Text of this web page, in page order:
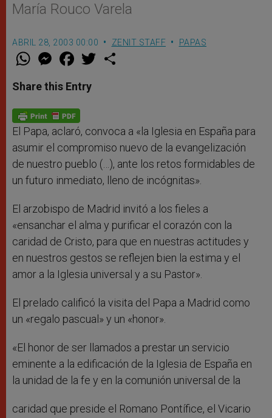
María Rouco Varela
ABRIL 28, 2003 00:00 ZENIT STAFF PAPAS
W
t
s
p
p
M
e
s
e
g
e
r
F
a
e
b
o
k
w
Share this Entry
El Papa, aclaró, convoca a «la Iglesia en España para
asumir el compromiso nuevo de la evangelización
de nuestro pueblo (…), ante los retos formidables de
un futuro inmediato, lleno de incógnitas».
El arzobispo de Madrid invitó a los fieles a
«ensanchar el alma y purificar el corazón con la
caridad de Cristo, para que en nuestras actitudes y
en nuestros gestos se reflejen bien la estima y el
amor a la Iglesia universal y a su Pastor».
El prelado calificó la visita del Papa a Madrid como
un «regalo pascual» y un «honor».
«El honor de ser llamados a prestar un servicio
eminente a la edificación de la Iglesia de España en
la unidad de la fe y en la comunión universal de la
caridad que preside el Romano Pontífice, el Vicario